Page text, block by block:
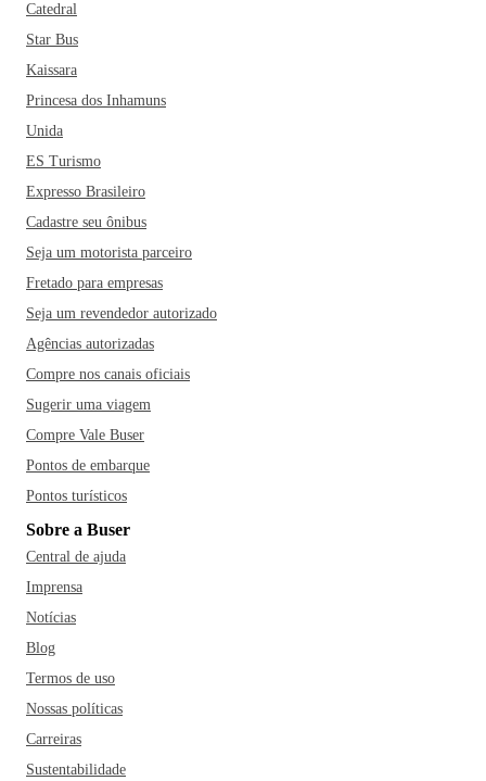
Catedral
Star Bus
Kaissara
Princesa dos Inhamuns
Unida
ES Turismo
Expresso Brasileiro
Cadastre seu ônibus
Seja um motorista parceiro
Fretado para empresas
Seja um revendedor autorizado
Agências autorizadas
Compre nos canais oficiais
Sugerir uma viagem
Compre Vale Buser
Pontos de embarque
Pontos turísticos
Sobre a Buser
Central de ajuda
Imprensa
Notícias
Blog
Termos de uso
Nossas políticas
Carreiras
Sustentabilidade